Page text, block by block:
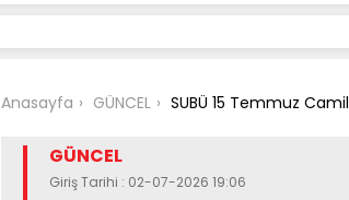
Anasayfa GÜNCEL SUBÜ 15 Temmuz
GÜNCEL
Giriş Tarihi : 02-07-2026 19:06